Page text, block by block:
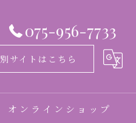
075-956-7733
別サイトはこちら
オンラインショップ